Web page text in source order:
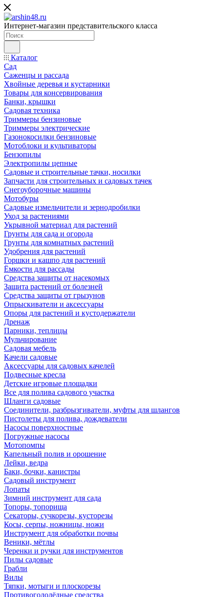
Интернет-магазин представительского класса
Каталог
Сад
Саженцы и рассада
Хвойные деревья и кустарники
Товары для консервирования
Банки, крышки
Садовая техника
Триммеры бензиновые
Триммеры электрические
Газонокосилки бензиновые
Мотоблоки и культиваторы
Бензопилы
Электропилы цепные
Садовые и строительные тачки, носилки
Запчасти для строительных и садовых тачек
Снегоуборочные машины
Мотобуры
Садовые измельчители и зернодробилки
Уход за растениями
Укрывной материал для растений
Грунты для сада и огорода
Грунты для комнатных растений
Удобрения для растений
Горшки и кашпо для растений
Ёмкости для рассады
Средства защиты от насекомых
Защита растений от болезней
Средства защиты от грызунов
Опрыскиватели и аксессуары
Опоры для растений и кустодержатели
Дренаж
Парники, теплицы
Мульчирование
Садовая мебель
Качели садовые
Аксессуары для садовых качелей
Подвесные кресла
Детские игровые площадки
Все для полива садового участка
Шланги садовые
Соединители, разбрызгиватели, муфты для шлангов
Пистолеты для полива, дождеватели
Насосы поверхностные
Погружные насосы
Мотопомпы
Капельный полив и орошение
Лейки, ведра
Баки, бочки, канистры
Садовый инструмент
Лопаты
Зимний инструмент для сада
Топоры, топорища
Секаторы, сучкорезы, кусторезы
Косы, серпы, ножницы, ножи
Инструмент для обработки почвы
Веники, мётлы
Черенки и ручки для инструментов
Пилы садовые
Грабли
Вилы
Тяпки, мотыги и плоскорезы
Противогололёдные средства